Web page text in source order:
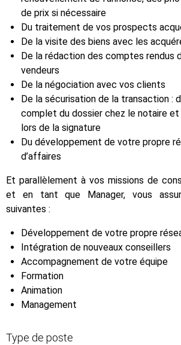
de prix si nécessaire
Du traitement de vos prospects
De la visite des biens avec les
De la rédaction des comptes rendus
vendeurs
De la négociation avec vos clients
De la sécurisation de la transaction :
complet du dossier chez le notaire
lors de la signature
Du développement de votre propre
d’affaires
Et parallèlement à vos missions de
et en tant que Manager, vous
suivantes :
Développement de votre propre
Intégration de nouveaux conseillers
Accompagnement de votre équipe
Formation
Animation
Management
Type de poste